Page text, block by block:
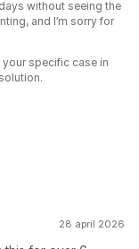
without seeing the
and I’m sorry for
your specific case in
28 april 2026